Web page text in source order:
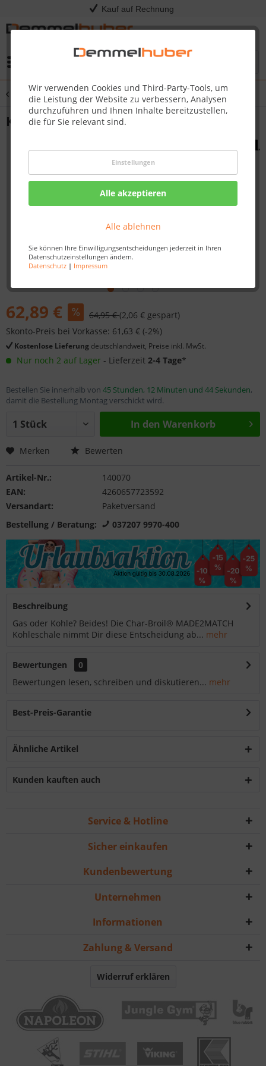
Kauf auf Rechnung
Wir verwenden Cookies und Third-Party-Tools, um
die Leistung der Website zu verbessern, Analysen
durchzuführen und Ihnen Inhalte bereitzustellen,
die für Sie relevant sind.
Einstellungen
Alle akzeptieren
Alle ablehnen
Sie können Ihre Einwilligungsentscheidungen jederzeit in Ihren
Datenschutzeinstellungen ändern.
Datenschutz| Impressum
Übersicht Grillwagen & Grillerweiterungen
Kohleschale Professional MADE2MATCH
62,89 € 64,95 €(2,06 € gespart)
Skonto-Preis bei Vorkasse: 61,63 € (-2%)
Kostenlose Lieferung deutschlandweit, Preise inkl. MwSt.
Nur noch 2 auf Lager - Lieferzeit 2-4 Tage*
Bestellen Sie innerhalb von 45 Stunden, 12 Minuten und 44 Sekunden,
damit die Bestellung Montag verschickt wird.
In den Warenkorb
Merken Bewerten
Artikel-Nr.:
140070
EAN:
4260657723592
Versandart:
Paketversand
Bestellung / Beratung:
037207 9970-400
Beschreibung
Gas oder Kohle? Beides! Die Char-Broil® MADE2MATCH
Kohleschale nimmt Dir diese Entscheidung ab... mehr
Bewertungen
0
Bewertungen lesen, schreiben und diskutieren... mehr
Best-Preis-Garantie
Ähnliche Artikel
Kunden kauften auch
Service & Hotline
Sicher einkaufen
Kundenbewertung
Unternehmen
Informationen
Zahlung & Versand
Widerruf erklären